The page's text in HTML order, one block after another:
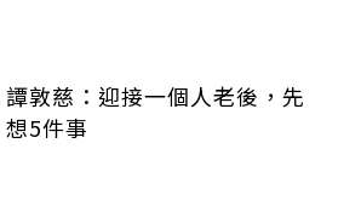
譚敦慈：迎接一個人老後，先
想5件事